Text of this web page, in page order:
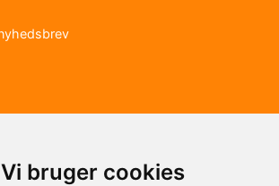
Vi bruger cookies